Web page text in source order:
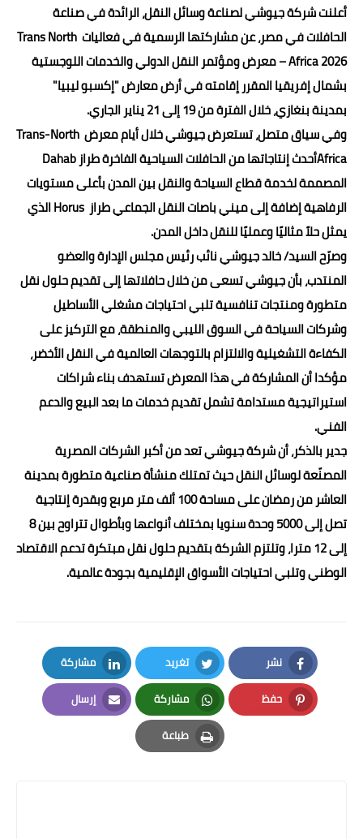
فن المطبخ
مقالات
أعلنت شركة جيوشي لصناعة وسائل النقل، الرائدة في صناعة
الحافلات في مصر، عن مشاركتها الرسمية في فعاليات Trans North
Africa 2026 – معرض ومؤتمر النقل الدولي والخدمات اللوجستية
بشمال إفريقيا المقرر إقامته في أرض معارض "إكسبو ليبيا"
بمدينة بنغازي، خلال الفترة من 19 إلى 21 يناير الجاري.
وفي سياق متصل، تستعرض جيوشي خلال أيام معرض Trans-North
Africaأحدث إنتاجاتها من الحافلات السياحية الفاخرة طراز Dahab
المصممة لخدمة قطاع السياحة والنقل بين المدن بأعلى مستويات
الرفاهية إضافة إلى ميني باصات النقل الجماعي طراز Horus الذي
يمثل حلاً مثاليًا وعمليًا للنقل داخل المدن.
وصرّح السيد/ خالد جيوشي نائب رئيس مجلس الإدارة والعضو
المنتدب، بأن جيوشي تسعى من خلال حافلاتها إلى تقديم حلول نقل
متطورة ومنتجات تنافسية تلبي احتياجات مشغلي الأساطيل
وشركات السياحة في السوق الليبي والمنطقة، مع التركيز على
الكفاءة التشغيلية والالتزام بالتوجهات العالمية في النقل الأخضر،
مؤكدا أن المشاركة في هذا المعرض تستهدف بناء شراكات
استيراتيجية مستدامة تشمل تقديم خدمات ما بعد البيع والدعم
الفني.
جدير بالذكر، أن شركة جيوشي تعد من أكبر الشركات المصرية
المصنّعة لوسائل النقل حيث تمتلك منشأة صناعية متطورة بمدينة
العاشر من رمضان على مساحة 100 ألف متر مربع وبقدرة إنتاجية
تصل إلى 5000 وحدة سنويا بمختلف أنواعها وبأطوال تتراوح بين 8
إلى 12 مترا، وتلتزم الشركة بتقديم حلول نقل مبتكرة تدعم الاقتصاد
الوطني وتلبي احتياجات الأسواق الإقليمية بجودة عالمية.
نشر
Facebook
تغريد
Twitter
مشاركة
LinkedIn
حفظ
Pinterest
مشاركة
Whatsapp
إرسال
Email
طباعة
Print